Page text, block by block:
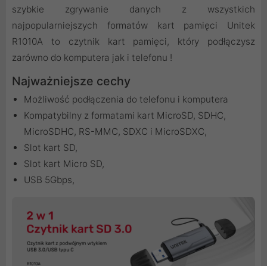
szybkie zgrywanie danych z wszystkich
najpopularniejszych formatów kart pamięci Unitek
R1010A to czytnik kart pamięci, który podłączysz
zarówno do komputera jak i telefonu !
Najważniejsze cechy
Możliwość podłączenia do telefonu i komputera
Kompatybilny z formatami kart MicroSD, SDHC,
MicroSDHC, RS-MMC, SDXC i MicroSDXC,
Slot kart SD,
Slot kart Micro SD,
USB 5Gbps,